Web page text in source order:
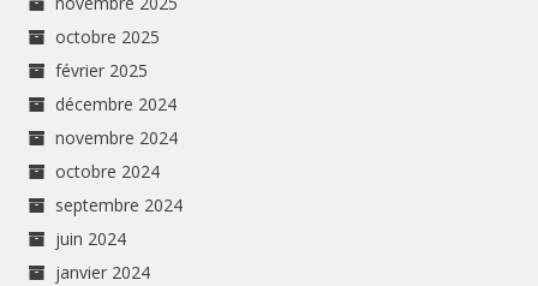
octobre 2025
février 2025
décembre 2024
novembre 2024
octobre 2024
septembre 2024
juin 2024
janvier 2024